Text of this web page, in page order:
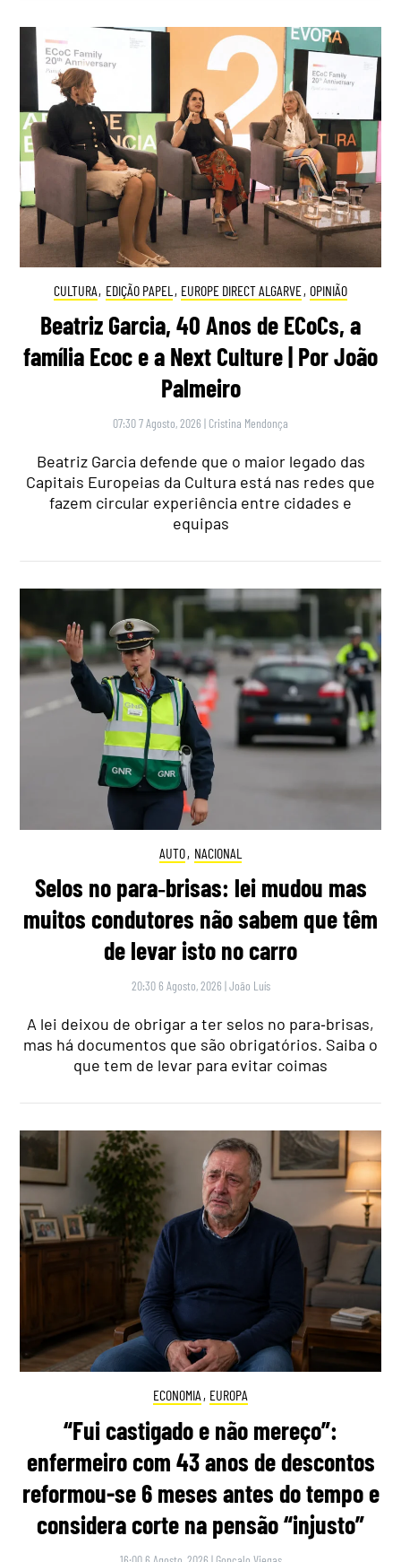
CULTURA, EDIÇÃO PAPEL , EUROPE DIRECT ALGARVE, OPINIÃO
Beatriz Garcia, 40 Anos de ECoCs, a
família Ecoc e a Next Culture | Por João
Palmeiro
07:30 7 Agosto, 2026 | Cristina Mendonça
Beatriz Garcia defende que o maior legado das
Capitais Europeias da Cultura está nas redes que
fazem circular experiência entre cidades e
equipas
AUTO, NACIONAL
Selos no para‑brisas: lei mudou mas
muitos condutores não sabem que têm
de levar isto no carro
20:30 6 Agosto, 2026 |João Luís
A lei deixou de obrigar a ter selos no para‑brisas,
mas há documentos que são obrigatórios. Saiba o
que tem de levar para evitar coimas
ECONOMIA , EUROPA
“Fui castigado e não mereço”:
enfermeiro com 43 anos de descontos
reformou-se 6 meses antes do tempo e
considera corte na pensão “injusto”